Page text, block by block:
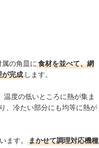
の角皿に 食材を並べて、網
が完成 します。
度の低いところに熱が集ま
、冷たい部分にも均等に熱が
ます。
まかせて調理対応機種